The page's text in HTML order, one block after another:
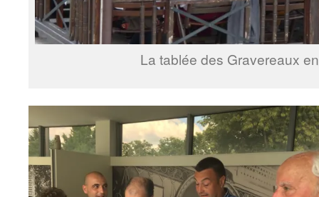
La tablée des Gravereaux